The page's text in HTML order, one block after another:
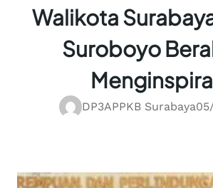
Walikota
Suroboyo
DP3APPKB Surabaya